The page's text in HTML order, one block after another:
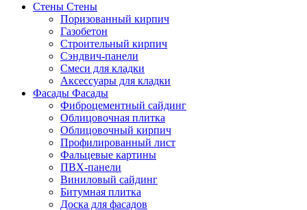
Стены Стены
Поризованный кирпич
Газобетон
Строительный кирпич
Сэндвич-панели
Смеси для кладки
Аксессуары для кладки
Фасады Фасады
Фиброцементный сайдинг
Облицовочная плитка
Облицовочный кирпич
Профилированный лист
Фальцевые картины
ПВХ-панели
Виниловый сайдинг
Битумная плитка
Доска для фасадов